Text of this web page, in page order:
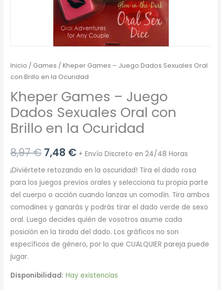
Inicio / Games / Kheper Games – Juego Dados Sexuales Oral
con Brillo en la Ocuridad
Kheper Games – Juego
Dados Sexuales Oral con
Brillo en la Ocuridad
8,97€ El
precio
original
era:
8,97 €.
7,48 €El
precio
actual
es:
7,48 €.
+ Envío Discreto en 24/48 Horas
¡Diviértete retozando en la oscuridad! Tira el dado rosa
para los juegos previos orales y selecciona tu propia parte
del cuerpo o acción cuando lanzas un comodín. Tira ambos
comodines y ganarás y podrás tirar el dado verde de sexo
oral. Luego decides quién de vosotros asume cada
posición en la tirada del dado. Los gráficos no son
específicos de género, por lo que CUALQUIER pareja puede
jugar.
Disponibilidad: Hay existencias